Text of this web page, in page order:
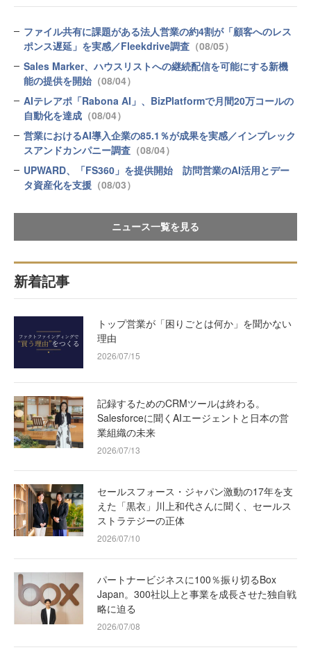
ファイル共有に課題がある法人営業の約4割が「顧客へのレス
ポンス遅延」を実感／Fleekdrive調査 （08/05）
Sales Marker、ハウスリストへの継続配信を可能にする新機
能の提供を開始 （08/04）
AIテレアポ「Rabona AI」、BizPlatformで月間20万コールの
自動化を達成 （08/04）
営業におけるAI導入企業の85.1％が成果を実感／インプレック
スアンドカンパニー調査 （08/04）
UPWARD、「FS360」を提供開始 訪問営業のAI活用とデー
タ資産化を支援 （08/03）
ニュース一覧を見る
新着記事
トップ営業が「困りごとは何か」を聞かない
理由
2026/07/15
記録するためのCRMツールは終わる。
Salesforceに聞くAIエージェントと日本の営
業組織の未来
2026/07/13
セールスフォース・ジャパン激動の17年を支
えた「黒衣」川上和代さんに聞く、セールス
ストラテジーの正体
2026/07/10
パートナービジネスに100％振り切るBox
Japan。300社以上と事業を成長させた独自戦
略に迫る
2026/07/08